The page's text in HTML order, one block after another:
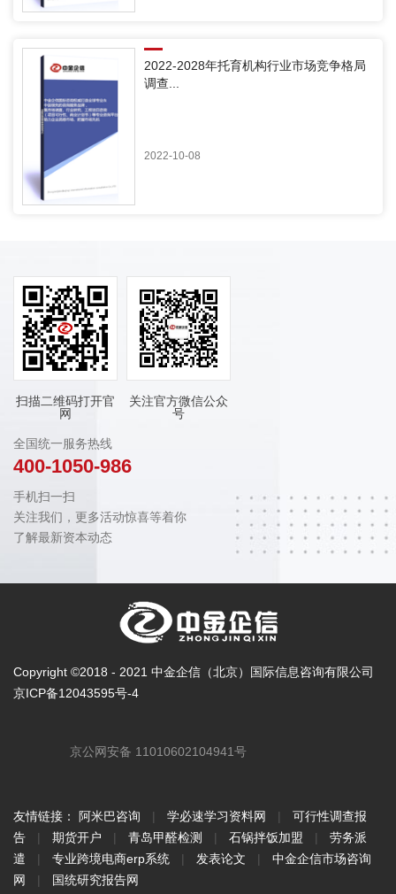
2022-2028年托育机构行业市场竞争格局
调查...
2022-10-08
扫描二维码打开官
网
关注官方微信公众
号
全国统一服务热线
400-1050-986
手机扫一扫
关注我们，更多活动惊喜等着你
了解最新资本动态
Copyright ©2018 - 2021 中金企信（北京）国际信息咨询有限公司
京ICP备12043595号-4
京公网安备 11010602104941号
友情链接： 阿米巴咨询 | 学必速学习资料网 |
可行性调查报
告
| 期货开户 | 青岛甲醛检测 | 石锅拌饭加盟 |
劳务派
遣
| 专业跨境电商erp系统 | 发表论文 |
中金企信市场咨询
网
|
国统研究报告网